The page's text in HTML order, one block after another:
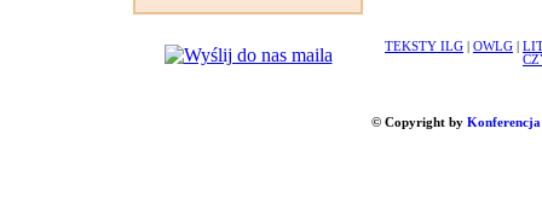
TEKSTY ILG OWLG
© Copyright by Konferencja